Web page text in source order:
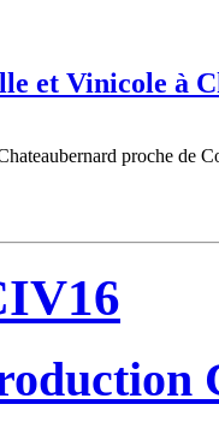
et Vinicole à
proche de